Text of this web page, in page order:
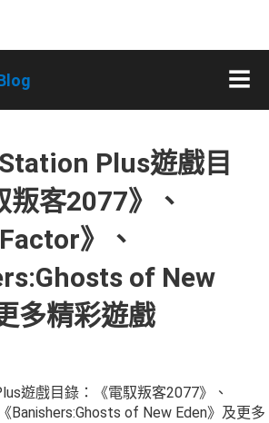
Plus遊戲目
客2077》、
》、
of New
多精彩遊戲